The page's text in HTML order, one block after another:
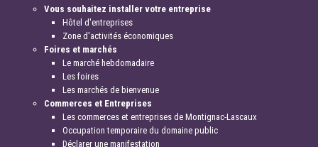
Vous souhaitez installer votre entreprise
Hôtel d'entreprises
Zone d'activités économiques
Foires et marchés
Le marché hebdomadaire
Les foires
Les marchés de bienvenue
Commerces et Entreprises
Les commerces et entreprises de Montignac-Lascaux
Occupation temporaire du domaine public
Déclarer une manifestation